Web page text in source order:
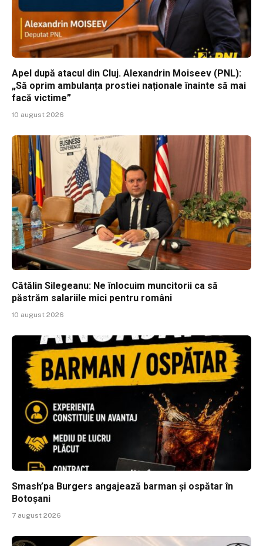
Apel după atacul din Cluj. Alexandrin Moiseev (PNL):
„Să oprim ambulanța prostiei naționale înainte să mai
facă victime”
10 august 2026
Cătălin Silegeanu: Ne înlocuim muncitorii ca să
păstrăm salariile mici pentru români
10 august 2026
Smash’pa Burgers angajează barman și ospătar în
Botoșani
7 august 2026